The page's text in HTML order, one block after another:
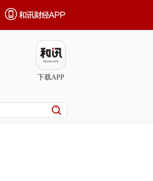
下载APP